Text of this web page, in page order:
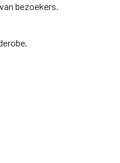
bezoekers.